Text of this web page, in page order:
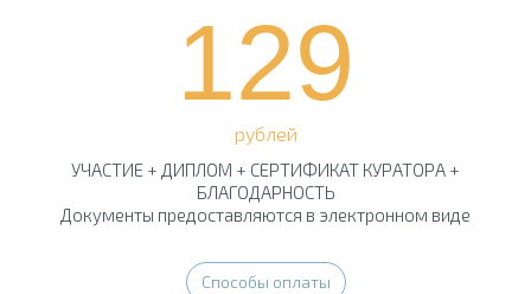
129
рублей
УЧАСТИЕ + ДИПЛОМ + СЕРТИФИКАТ КУРАТОРА +
БЛАГОДАРНОСТЬ
Документы предоставляются в электронном виде
Способы оплаты